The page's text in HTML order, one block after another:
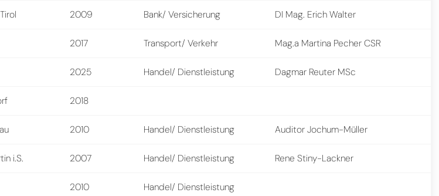
2009 Bank/ Versicherung DI Mag. Erich Walter
2017 Transport/ Verkehr Mag.a Martina Pecher CSR
2025 Handel/ Dienstleistung Dagmar Reuter MSc
2018
2010 Handel/ Dienstleistung Auditor Jochum-Müller
i.S. 2007 Handel/ Dienstleistung Rene Stiny-Lackner
2010 Handel/ Dienstleistung